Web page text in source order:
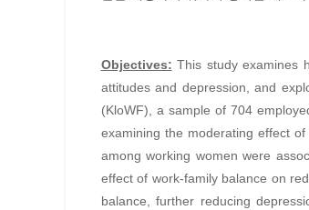
Objectives: This study examines
attitudes and depression, and
(KloWF), a sample of 704
examining the moderating effect
among working women were
effect of work-family balance on
balance, further reducing